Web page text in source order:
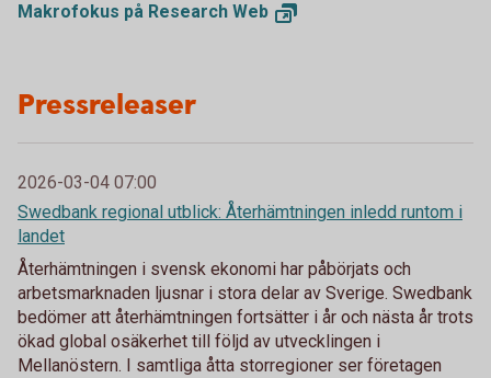
Makrofokus på Research Web
Pressreleaser
2026-03-04 07:00
Swedbank regional utblick: Återhämtningen inledd runtom i
landet
Återhämtningen i svensk ekonomi har påbörjats och
arbetsmarknaden ljusnar i stora delar av Sverige. Swedbank
bedömer att återhämtningen fortsätter i år och nästa år trots
ökad global osäkerhet till följd av utvecklingen i
Mellanöstern. I samtliga åtta storregioner ser företagen